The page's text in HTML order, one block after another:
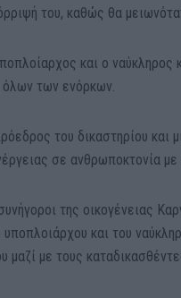
του, καθώς θα
και ο ναύκληρος
όλων των ενόρκων.
του δικαστηρίου και
σε ανθρωποκτονία
της οικογένειας
υποπλοιάρχου και του
μαζί με τους